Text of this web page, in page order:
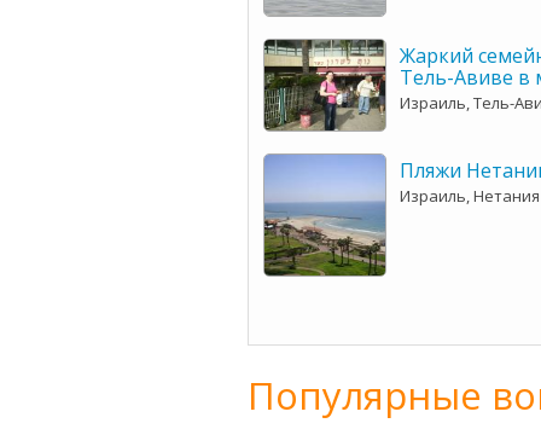
Жаркий
Тель-Авиве в
Израиль, Тель-
Пляжи
Израиль, Нетания
Популярные